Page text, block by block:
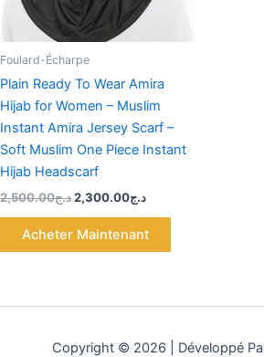
Foulard-Écharpe
Plain Ready To Wear Amira
Hijab for Women – Muslim
Instant Amira Jersey Scarf –
Soft Muslim One Piece Instant
Hijab Headscarf
د.ج2,500.00 د.ج2,300.00
Acheter Maintenant
Copyright © 2026 | Développé